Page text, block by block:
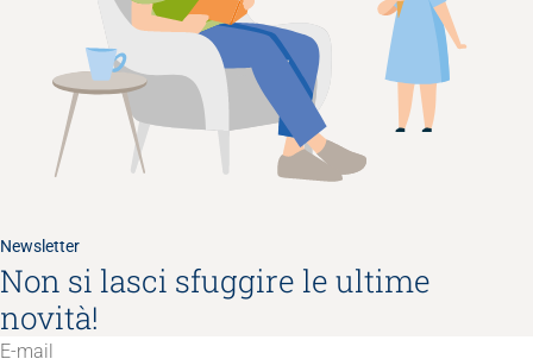
Newsletter
Non si lasci sfuggire le ultime
novità!